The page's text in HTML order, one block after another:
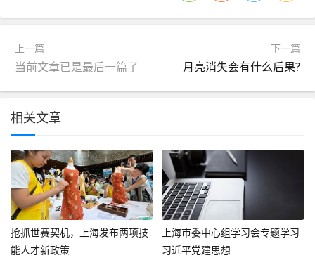
上一篇
当前文章已是最后一篇了
下一篇
月亮消失会有什么后果?
相关文章
抢抓世赛契机，上海发布两项技
能人才新政策
上海市委中心组学习会专题学习
习近平党建思想